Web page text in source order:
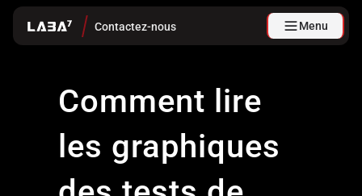
Contactez-nous Menu
Comment lire
les graphiques